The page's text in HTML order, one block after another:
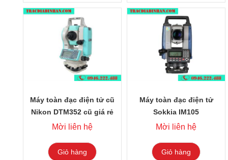
Máy toàn đạc điện tử cũ
Nikon DTM352 cũ giá rẻ
Mời liên hệ
Giỏ hàng
Máy toàn đạc điện tử
Sokkia IM105
Mời liên hệ
Giỏ hàng